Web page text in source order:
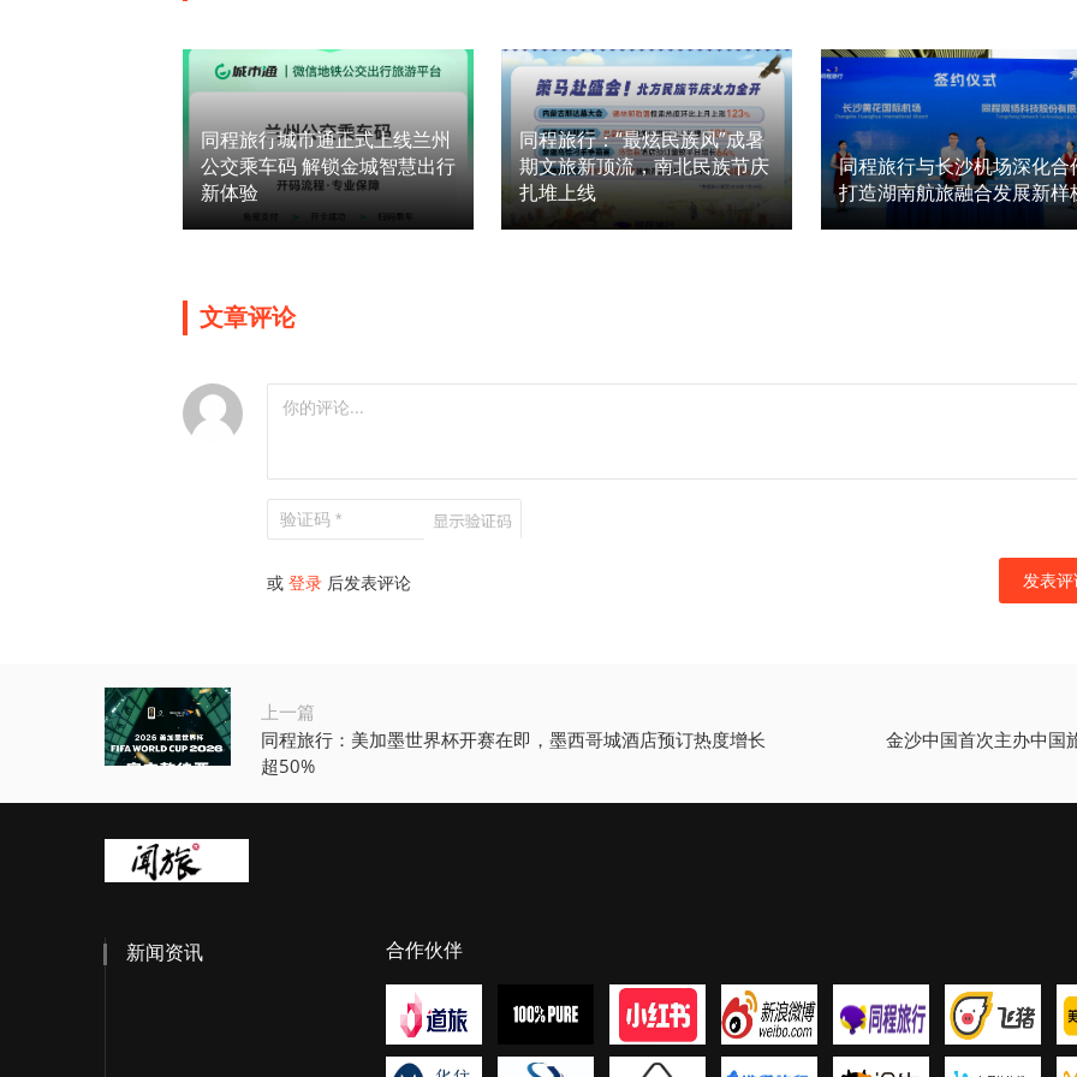
同程旅行城市通正式上线兰州
公交乘车码 解锁金城智慧出行
新体验
同程旅行：“最炫民族风”成暑
期文旅新顶流，南北民族节庆
扎堆上线
同程旅行与长沙机场深化合
打造湖南航旅融合发展新样
文章评论
或 登录 后发表评论
上一篇
同程旅行：美加墨世界杯开赛在即，墨西哥城酒店预订热度增长
超50%
金沙中国首次主办中国
新闻资讯 合作伙伴